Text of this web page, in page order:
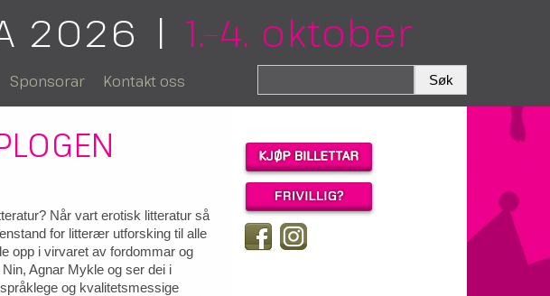
2026 | 1.–4. oktober
Sponsorar Kontakt oss
Når vart erotisk litteratur så
for litterær utforsking til alle
opp i virvaret av fordommar og
Agnar Mykle og ser dei i
og kvalitetsmessige